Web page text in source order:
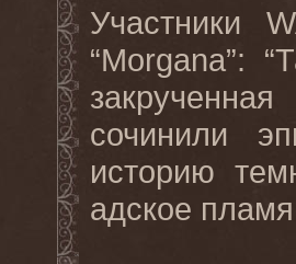
Участники
“Morgana”:
сочинили
историю
адское